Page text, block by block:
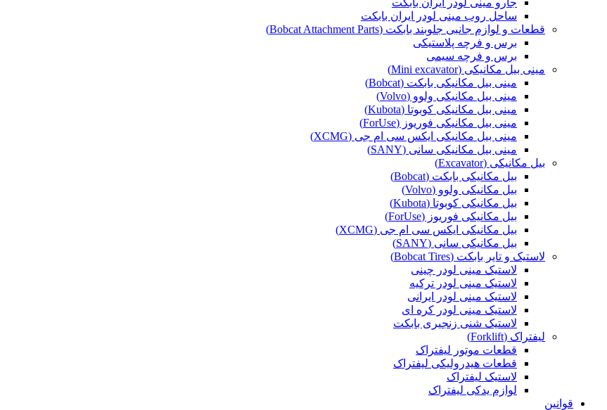
جارو مینی لودر ایران بابکت
ساحل روب مینی لودر ایران بابکت
قطعات و لوازم جانبی جلوبند بابکت (Bobcat Attachment Parts)
برس و فرچه پلاستیکی
برس و فرچه سیمی
مینی بیل مکانیکی (Mini excavator)
مینی بیل مکانیکی بابکت (Bobcat)
مینی بیل مکانیکی ولوو (Volvo)
مینی بیل مکانیکی کوبوتا (Kubota)
مینی بیل مکانیکی فوریوز (ForUse)
مینی بیل مکانیکی ایکس سی ام جی (XCMG)
مینی بیل مکانیکی سانی (SANY)
بیل مکانیکی (Excavator)
بیل مکانیکی بابکت (Bobcat)
بیل مکانیکی ولوو (Volvo)
بیل مکانیکی کوبوتا (Kubota)
بیل مکانیکی فوریوز (ForUse)
بیل مکانیکی ایکس سی ام جی (XCMG)
بیل مکانیکی سانی (SANY)
لاستیک و تایر بابکت (Bobcat Tires)
لاستیک مینی لودر چینی
لاستیک مینی لودر ترکیه
لاستیک مینی لودر ایرانی
لاستیک مینی لودر کره ای
لاستیک شنی زنجیری بابکت
لیفتراک (Forklift)
قطعات موتور لیفتراک
قطعات هیدرولیکی لیفتراک
لاستیک لیفتراک
لوازم یدکی لیفتراک
قوانین